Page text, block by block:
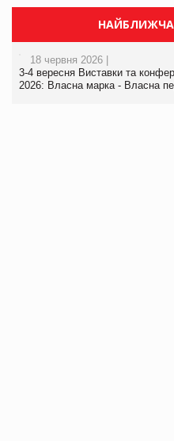
НАЙБЛИЖЧА
18 червня 2026 |
3-4 вересня Виставки та
2026: Власна марка - Власна